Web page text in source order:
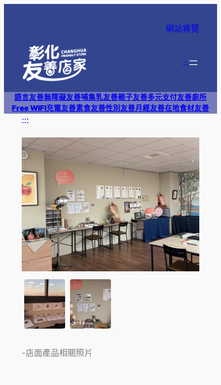
網站導覽
:::
語言友善無障礙友善哺集乳友善親子友善多元支付友善廁所
Free WIFI充電友善素食友善性別友善月經友善在地食材友善
:::
-店面產品相關照片